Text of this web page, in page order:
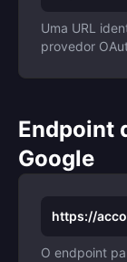
Uma URL
provedor
Endpoint
Google
https://
O endpoint